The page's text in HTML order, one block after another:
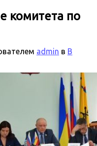
комитета по
admin в В